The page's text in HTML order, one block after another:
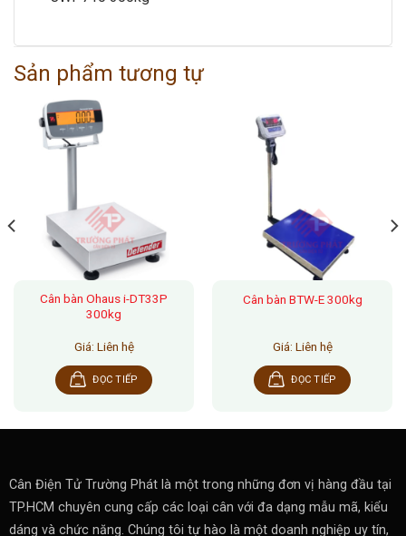
Sản phẩm tương tự
Cân bàn Ohaus i-DT33P
300kg
Giá: Liên hệ
ĐỌC TIẾP
Cân bàn BTW-E 300kg
Giá: Liên hệ
ĐỌC TIẾP
Cân Điện Tử Trường Phát là một trong những đơn vị hàng đầu tại
TP.HCM chuyên cung cấp các loại cân với đa dạng mẫu mã, kiểu
dáng và chức năng. Chúng tôi tự hào là một doanh nghiệp uy tín,